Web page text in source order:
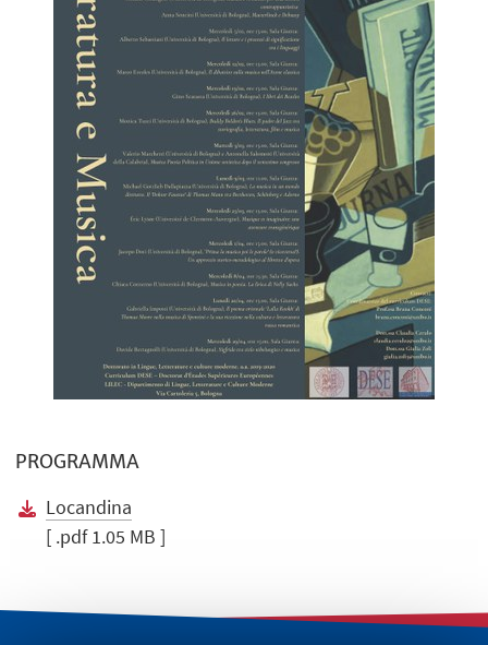
PROGRAMMA
Locandina
[ .pdf 1.05 MB ]